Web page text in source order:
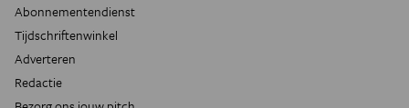
Abonnementendienst
Tijdschriftenwinkel
Adverteren
Redactie